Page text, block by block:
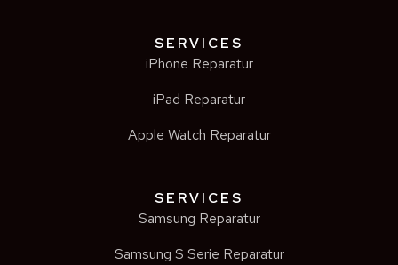
SERVICES
iPhone Reparatur
iPad Reparatur
Apple Watch Reparatur
SERVICES
Samsung Reparatur
Samsung S Serie Reparatur